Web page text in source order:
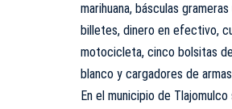
marihuana, básculas
billetes, dinero en efectivo,
motocicleta, cinco bolsitas
blanco y cargadores de
En el municipio de